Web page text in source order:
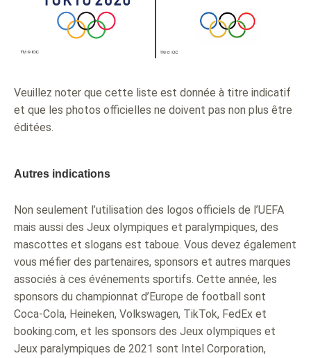
Veuillez noter que cette liste est donnée à titre indicatif
et que les photos officielles ne doivent pas non plus être
éditées.
Autres indications
Non seulement l’utilisation des logos officiels de l’UEFA
mais aussi des Jeux olympiques et paralympiques, des
mascottes et slogans est taboue. Vous devez également
vous méfier des partenaires, sponsors et autres marques
associés à ces événements sportifs. Cette année, les
sponsors du championnat d’Europe de football sont
Coca-Cola, Heineken, Volkswagen, TikTok, FedEx et
booking.com, et les sponsors des Jeux olympiques et
Jeux paralympiques de 2021 sont Intel Corporation,